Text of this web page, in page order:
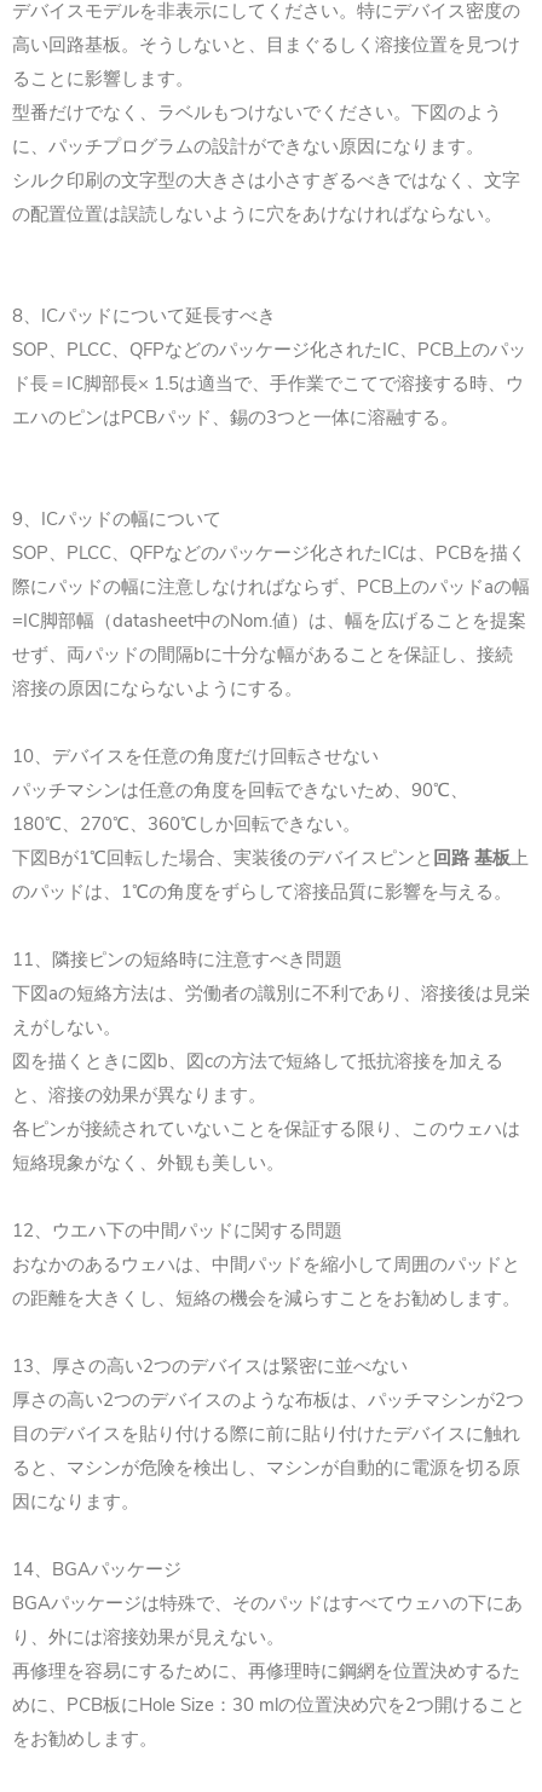
デバイスモデルを非表示にしてください。特にデバイス密度の
高い回路基板。そうしないと、目まぐるしく溶接位置を見つけ
ることに影響します。
型番だけでなく、ラベルもつけないでください。下図のよう
に、パッチプログラムの設計ができない原因になります。
シルク印刷の文字型の大きさは小さすぎるべきではなく、文字
の配置位置は誤読しないように穴をあけなければならない。
8、ICパッドについて延長すべき
SOP、PLCC、QFPなどのパッケージ化されたIC、PCB上のパッ
ド長＝IC脚部長× 1.5は適当で、手作業でこてで溶接する時、ウ
エハのピンはPCBパッド、錫の3つと一体に溶融する。
9、ICパッドの幅について
SOP、PLCC、QFPなどのパッケージ化されたICは、PCBを描く
際にパッドの幅に注意しなければならず、PCB上のパッドaの幅
=IC脚部幅（datasheet中のNom.値）は、幅を広げることを提案
せず、両パッドの間隔bに十分な幅があることを保証し、接続
溶接の原因にならないようにする。
10、デバイスを任意の角度だけ回転させない
パッチマシンは任意の角度を回転できないため、90℃、
180℃、270℃、360℃しか回転できない。
下図Bが1℃回転した場合、実装後のデバイスピンと 回路 基板上
のパッドは、1℃の角度をずらして溶接品質に影響を与える。
11、隣接ピンの短絡時に注意すべき問題
下図aの短絡方法は、労働者の識別に不利であり、溶接後は見栄
えがしない。
図を描くときに図b、図cの方法で短絡して抵抗溶接を加える
と、溶接の効果が異なります。
各ピンが接続されていないことを保証する限り、このウェハは
短絡現象がなく、外観も美しい。
12、ウエハ下の中間パッドに関する問題
おなかのあるウェハは、中間パッドを縮小して周囲のパッドと
の距離を大きくし、短絡の機会を減らすことをお勧めします。
13、厚さの高い2つのデバイスは緊密に並べない
厚さの高い2つのデバイスのような布板は、パッチマシンが2つ
目のデバイスを貼り付ける際に前に貼り付けたデバイスに触れ
ると、マシンが危険を検出し、マシンが自動的に電源を切る原
因になります。
14、BGAパッケージ
BGAパッケージは特殊で、そのパッドはすべてウェハの下にあ
り、外には溶接効果が見えない。
再修理を容易にするために、再修理時に鋼網を位置決めするた
めに、PCB板にHole Size：30 mlの位置決め穴を2つ開けること
をお勧めします。